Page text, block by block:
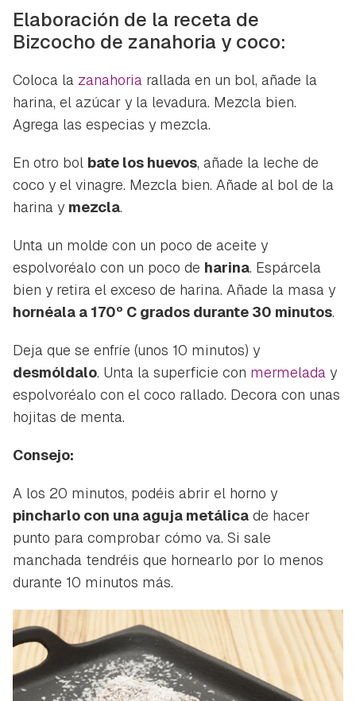
Para poder guardar como favorito, primero has de
iniciar sesión con tu cuenta de Hogarmanía.
INICIAR SESIÓN CANCELAR
Elaboración de la receta de
Bizcocho de zanahoria y coco:
Coloca la zanahoria rallada en un bol, añade la
harina, el azúcar y la levadura. Mezcla bien.
Agrega las especias y mezcla.
En otro bol bate los huevos, añade la leche de
coco y el vinagre. Mezcla bien. Añade al bol de la
harina y mezcla.
Unta un molde con un poco de aceite y
espolvoréalo con un poco de harina. Espárcela
bien y retira el exceso de harina. Añade la masa y
hornéala a 170º C grados durante 30 minutos.
Deja que se enfríe (unos 10 minutos) y
desmóldalo. Unta la superficie con mermelada y
espolvoréalo con el coco rallado. Decora con unas
hojitas de menta.
Consejo:
A los 20 minutos, podéis abrir el horno y
pincharlo con una aguja metálica de hacer
punto para comprobar cómo va. Si sale
manchada tendréis que hornearlo por lo menos
durante 10 minutos más.
Contenido enviado
Gracias por suscribirte a nuestro boletín.